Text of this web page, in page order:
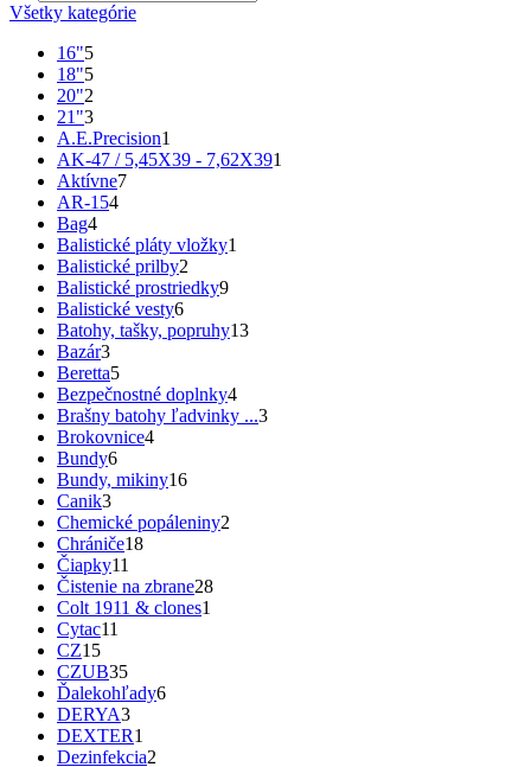
Všetky kategórie
16"5
18"5
20"2
21"3
A.E.Precision1
AK-47 / 5,45X39 - 7,62X391
Aktívne7
AR-154
Bag4
Balistické pláty vložky1
Balistické prilby2
Balistické prostriedky9
Balistické vesty6
Batohy, tašky, popruhy13
Bazár3
Beretta5
Bezpečnostné doplnky4
Brašny batohy ľadvinky ...3
Brokovnice4
Bundy6
Bundy, mikiny16
Canik3
Chemické popáleniny2
Chrániče18
Čiapky11
Čistenie na zbrane28
Colt 1911 & clones1
Cytac11
CZ15
CZUB35
Ďalekohľady6
DERYA3
DEXTER1
Dezinfekcia2